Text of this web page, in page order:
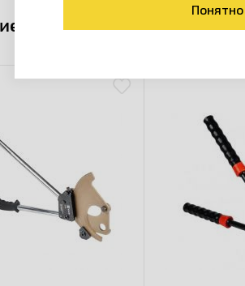
товары коллекции
Понятно